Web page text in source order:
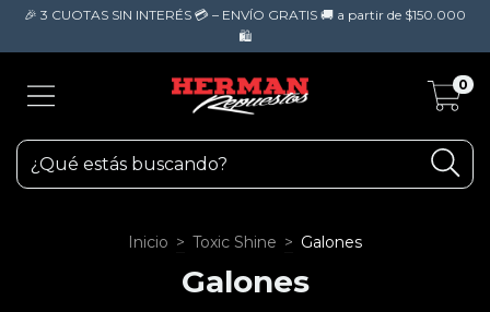
🎉 3 CUOTAS SIN INTERÉS 💳 – ENVÍO GRATIS 🚚 a partir de $150.000
🛍️
0
Inicio > Toxic Shine > Galones
Galones